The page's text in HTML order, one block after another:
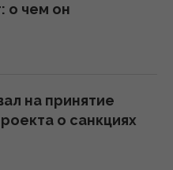
о чем он
на принятие
о санкциях